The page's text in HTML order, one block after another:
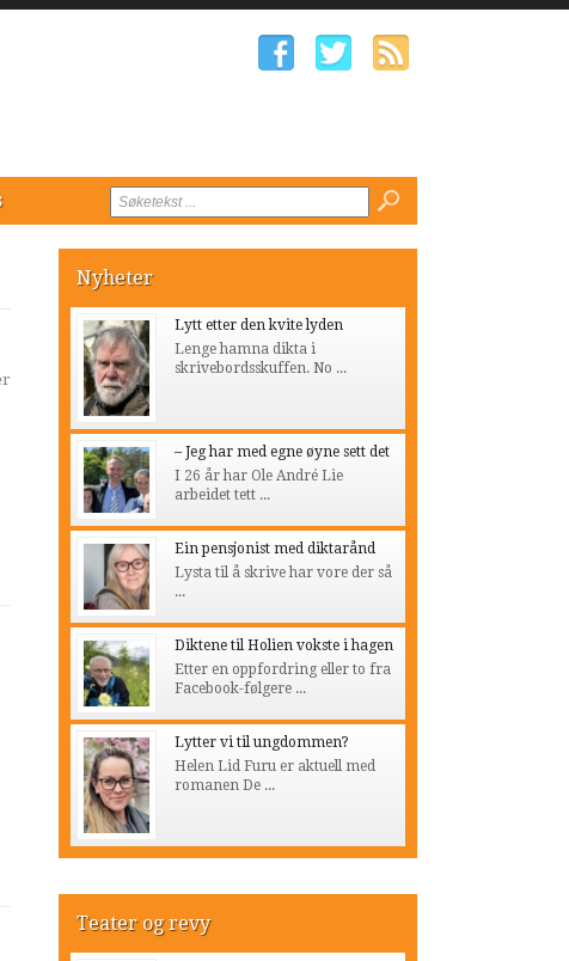
Nyheter
Lytt etter den kvite lyden
Lenge hamna dikta i
skrivebordsskuffen. No ...
– Jeg har med egne øyne sett det
I 26 år har Ole André Lie
arbeidet tett ...
Ein pensjonist med diktarånd
Lysta til å skrive har vore der så
...
Diktene til Holien vokste i hagen
Etter en oppfordring eller to fra
Facebook-følgere ...
Lytter vi til ungdommen?
Helen Lid Furu er aktuell med
romanen De ...
Teater og revy